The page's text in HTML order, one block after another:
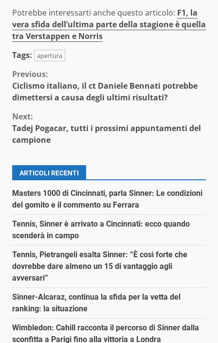
Potrebbe interessarti anche questo articolo: F1, la
vera sfida dell’ultima parte della stagione è quella
tra Verstappen e Norris
Tags:
apertura
Continue
Reading
Previous:
Ciclismo italiano, il ct Daniele Bennati potrebbe
dimettersi a causa degli ultimi risultati?
Next:
Tadej Pogacar, tutti i prossimi appuntamenti del
campione
ARTICOLI RECENTI
Masters 1000 di Cincinnati, parla Sinner: Le condizioni
del gomito e il commento su Ferrara
Tennis, Sinner è arrivato a Cincinnati: ecco quando
scenderà in campo
Tennis, Pietrangeli esalta Sinner: “È così forte che
dovrebbe dare almeno un 15 di vantaggio agli
avversari”
Sinner-Alcaraz, continua la sfida per la vetta del
ranking: la situazione
Wimbledon: Cahill racconta il percorso di Sinner dalla
sconfitta a Parigi fino alla vittoria a Londra